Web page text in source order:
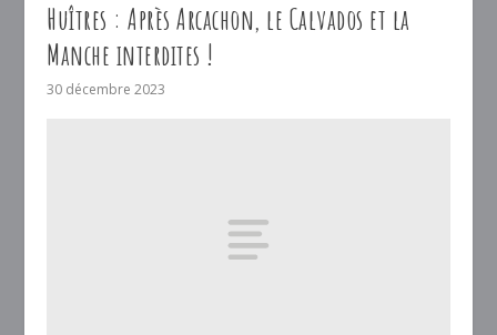
Huîtres : Après Arcachon, le Calvados et la
Manche interdites !
30 décembre 2023